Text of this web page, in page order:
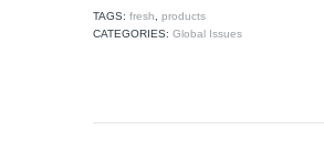
TAGS: fresh
products
CATEGORIES: Global Issues